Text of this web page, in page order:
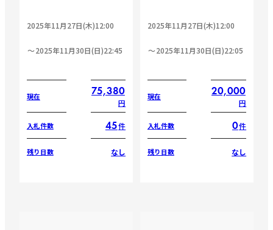
2025年11月27日(木)12:00
2025年11月30日(日)22:45
現在 75,380
円
入札件数 45件
残り日数 なし
2025年11月27日(木)12:00
2025年11月30日(日)22:05
現在 20,000
円
入札件数 0件
残り日数 なし